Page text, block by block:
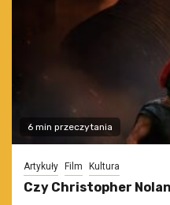
6 min przeczytania
Artykuły Film Kultura
Czy Christopher